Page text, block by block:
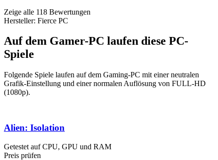
Zeige alle 118 Bewertungen
Hersteller: Fierce PC
Auf dem Gamer-PC laufen diese PC-
Spiele
Folgende Spiele laufen auf dem Gaming-PC mit einer neutralen
Grafik-Einstellung und einer normalen Auflösung von FULL-HD
(1080p).
Alien: Isolation
Getestet auf CPU, GPU und RAM
Preis prüfen